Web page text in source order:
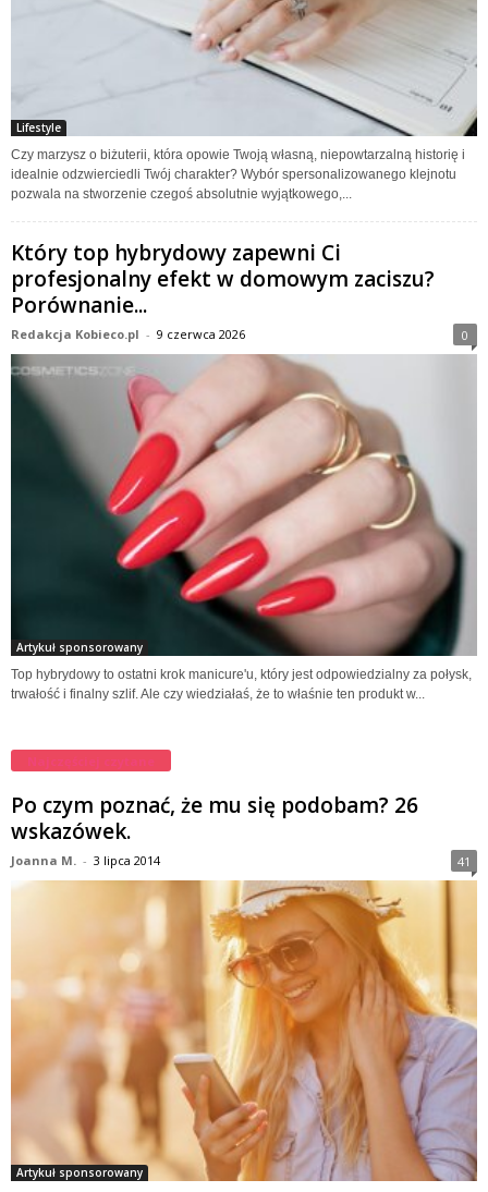
Lifestyle
Czy marzysz o biżuterii, która opowie Twoją własną, niepowtarzalną historię i
idealnie odzwierciedli Twój charakter? Wybór spersonalizowanego klejnotu
pozwala na stworzenie czegoś absolutnie wyjątkowego,...
Który top hybrydowy zapewni Ci
profesjonalny efekt w domowym zaciszu?
Porównanie...
Redakcja Kobieco.pl - 9 czerwca 2026 0
Artykuł sponsorowany
Top hybrydowy to ostatni krok manicure'u, który jest odpowiedzialny za połysk,
trwałość i finalny szlif. Ale czy wiedziałaś, że to właśnie ten produkt w...
Najczęściej czytane
Po czym poznać, że mu się podobam? 26
wskazówek.
Joanna M. - 3 lipca 2014 41
Artykuł sponsorowany